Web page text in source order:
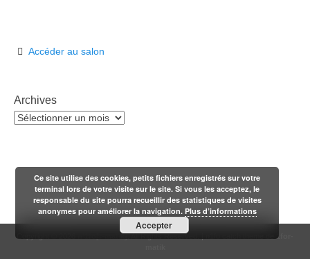
Accéder au salon
Archives
Archives
n'1fo[r-matik]. All Rights Reserved. | n1fo catch theme de
1for-
Ce site utilise des cookies, petits fichiers enregistrés sur votre
terminal lors de votre visite sur le site. Si vous les acceptez, le
responsable du site pourra recueillir des statistiques de visites
anonymes pour améliorer la navigation. Plus d’informations
Accepter